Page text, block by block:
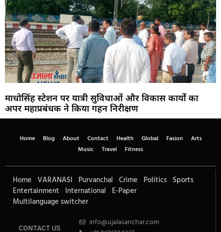
माधोसिंह स्टेशन पर यात्री सुविधाओं और विकास कार्यों का
अपर महाप्रबंधक ने किया गहन निरीक्षण
Home Blog About Contact Health Global Fasion
Arts
Music
Travel Fitness
Home VARANASI Purvanchal Crime Politics Sports
Entertainment International E-Paper
Multilanguage switcher
CONTACT US
info@ujalasanchar.com